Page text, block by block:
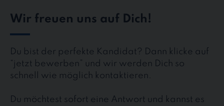
Wir freuen uns auf Dich!
Du bist der perfekte Kandidat? Dann klicke auf
“jetzt bewerben” und wir werden Dich so
schnell wie möglich kontaktieren.
Du möchtest sofort eine Antwort und kannst es